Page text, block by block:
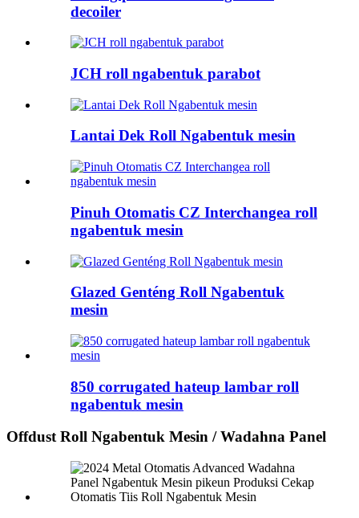
decoiler
JCH roll ngabentuk parabot
Lantai Dek Roll Ngabentuk mesin
Pinuh Otomatis CZ Interchangea roll
ngabentuk mesin
Glazed Genténg Roll Ngabentuk
mesin
850 corrugated hateup lambar roll
ngabentuk mesin
Offdust Roll Ngabentuk Mesin / Wadahna Panel